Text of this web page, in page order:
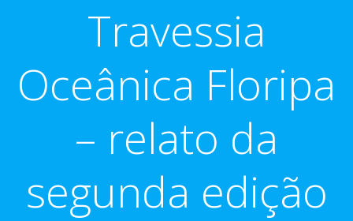
Travessia
Oceânica Floripa
– relato da
segunda edição